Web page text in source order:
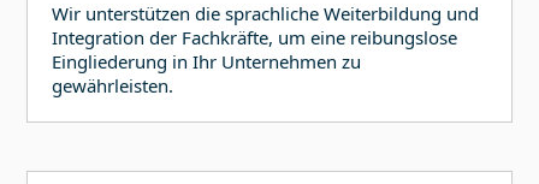
Wir unterstützen die sprachliche Weiterbildung und
Integration der Fachkräfte, um eine reibungslose
Eingliederung in Ihr Unternehmen zu
gewährleisten.